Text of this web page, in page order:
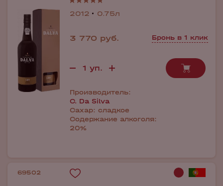
2012 0.75л
3 770 руб. Бронь в 1 клик
Производитель:
C. Da Silva
Сахар: сладкое
Содержание алкоголя:
20%
69502